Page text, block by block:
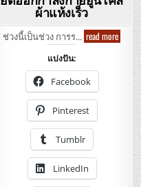
ผ้าแห้งเร็ว
ช่วงนี้เป็นช่วง การร… read moreUniqlo
–
Sleeve
กำลัง
แบ่งปัน:
Facebook
Pinterest
Tumblr
LinkedIn